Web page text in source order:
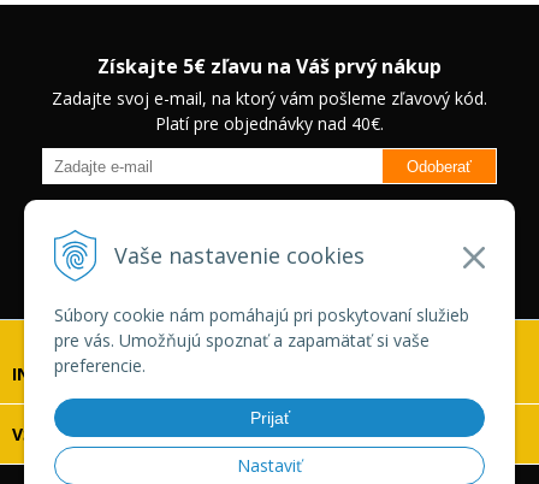
Vaše nastavenie cookies
Súbory cookie nám pomáhajú pri poskytovaní služieb
pre vás. Umožňujú spoznať a zapamätať si vaše
preferencie.
Prijať
Nastaviť
Získajte 5€ zľavu na Váš prvý nákup
Zadajte svoj e-mail, na ktorý vám pošleme zľavový kód.
Platí pre objednávky nad 40€.
Odoberať
zľavách na vybrané produkty.
Neplatí pre Veľkoobchodných
zákazníkov.
INFOLINKA
VŠETKO O NÁKUPE